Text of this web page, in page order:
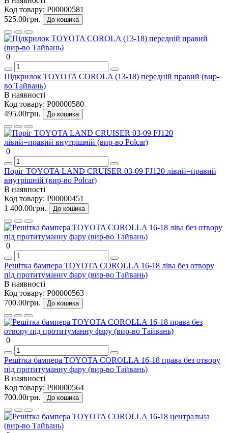
Код товару: P00000581
525.00грн.
До кошика
0
Підкрилок TOYOTA COROLA (13-18) передній правий (вир-
во Тайвань)
В наявності
Код товару: P00000580
495.00грн.
До кошика
0
Поріг TOYOTA LAND CRUISER 03-09 FJ120 лівий=правий
внутрішній (вир-во Polcar)
В наявності
Код товару: P00000451
1 400.00грн.
До кошика
0
Решітка бампера TOYOTA COROLLA 16-18 ліва без отвору
під протитуманну фару (вир-во Тайвань)
В наявності
Код товару: P00000563
700.00грн.
До кошика
0
Решітка бампера TOYOTA COROLLA 16-18 права без отвору
під протитуманну фару (вир-во Тайвань)
В наявності
Код товару: P00000564
700.00грн.
До кошика